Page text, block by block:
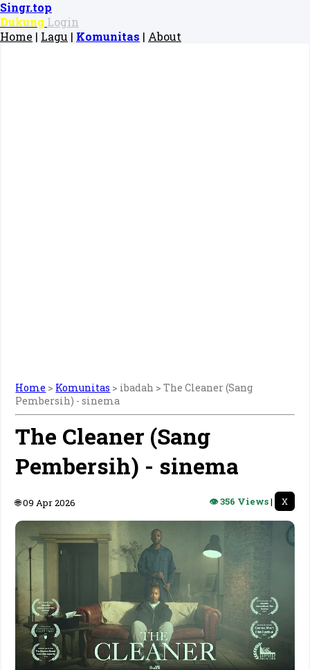
Singr.top
Dukung Login
Home | Lagu | Komunitas | About
Home > Komunitas > ibadah >The Cleaner (Sang
Pembersih) - sinema
The Cleaner (Sang
Pembersih) - sinema
🌐 09 Apr 2026 👁 356 Views| X